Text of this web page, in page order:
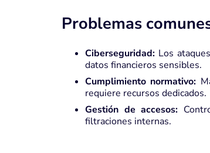
Problemas
Ciberseguridad:Los
datos financieros sensibles.
Cumplimiento normativo:
requiere recursos dedicados.
Gestión de accesos:
filtraciones internas.